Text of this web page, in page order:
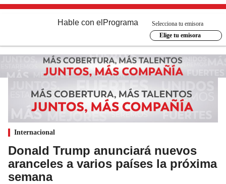
Hable con el Programa
Selecciona tu emisora
Elige tu emisora
Internacional
Donald Trump anunciará nuevos
aranceles a varios países la próxima
semana